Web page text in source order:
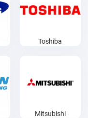
Toshiba
Mitsubishi